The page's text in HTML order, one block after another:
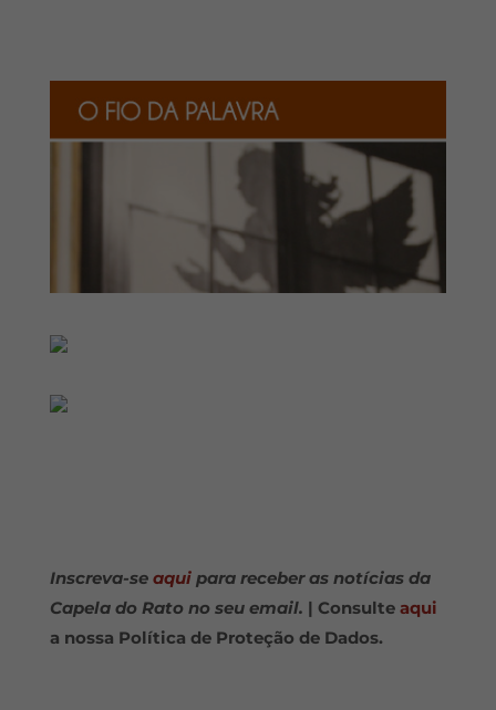
Inscreva-se aquipara receber as notícias da
Capela do Rato no seu email. | Consulte aqui
a nossa Política de Proteção de Dados.